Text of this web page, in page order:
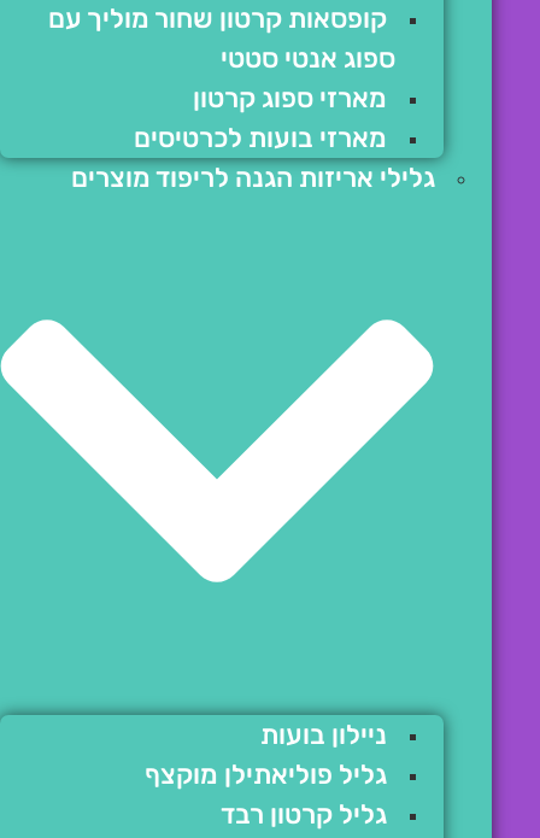
קופסאות קרטון שחור מוליך עם
ספוג אנטי סטטי
מארזי ספוג קרטון
מארזי בועות לכרטיסים
גלילי אריזות הגנה לריפוד מוצרים
ניילון בועות
גליל פוליאתילן מוקצף
גליל קרטון רבד